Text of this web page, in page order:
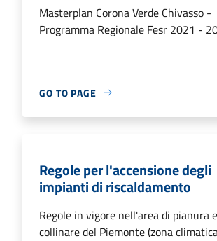
Masterplan Corona Verde Chivasso -
Programma Regionale Fesr 2021 -
GO TO PAGE
Regole per l'accensione degli
impianti di riscaldamento
Regole in vigore nell'area di pianura e
collinare del Piemonte (zona